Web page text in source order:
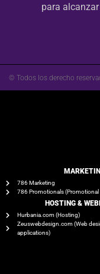
para
© Todos los derecho
786 Marketing
786 Promotionals
HOSTING &
Hurbania.com (Hosting)
Zeuswebdesign.com (Web
applications)